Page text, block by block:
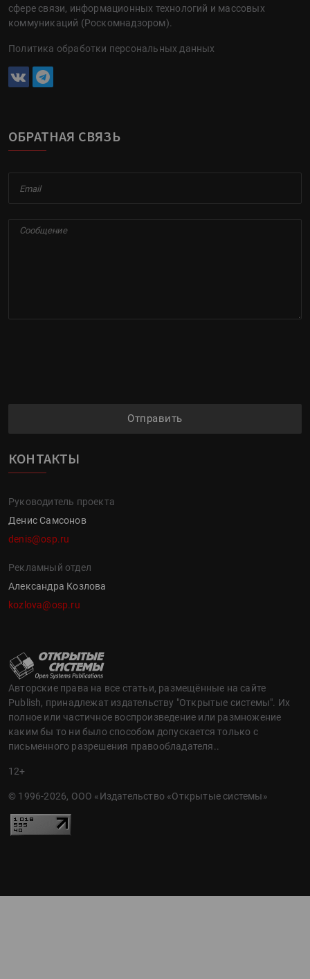
сфере связи, информационных технологий и массовых
коммуникаций (Роскомнадзором).
Политика обработки персональных данных
ОБРАТНАЯ СВЯЗЬ
Отправить
КОНТАКТЫ
Руководитель проекта
Денис Самсонов
denis@osp.ru
Рекламный отдел
Александра Козлова
kozlova@osp.ru
Авторские права на все статьи, размещённые на сайте
Publish, принадлежат издательству "Открытые системы". Их
полное или частичное воспроизведение или размножение
каким бы то ни было способом допускается только с
письменного разрешения правообладателя..
12+
© 1996-2026, ООО «Издательство «Открытые системы»